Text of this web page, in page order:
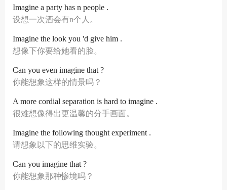
Imagine a party has n people .
设想一次酒会有n个人。
Imagine the look you 'd give him .
想像下你要给她看的脸。
Can you even imagine that ?
你能想象这样的情景吗？
A more cordial separation is hard to imagine .
很难想像得出更温馨的分手画面。
Imagine the following thought experiment .
请想象以下的思维实验。
Can you imagine that ?
你能想象那种惨境吗？